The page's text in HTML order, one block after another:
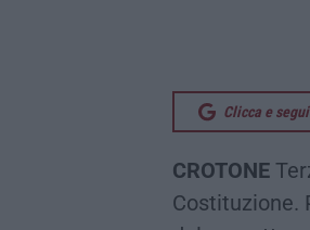
Clicca e
CROTONE
Costituzione.